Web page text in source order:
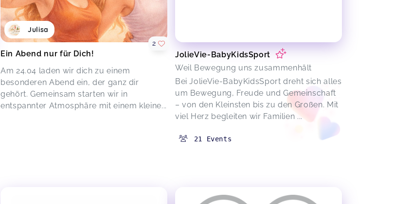
Julisa
Ein Abend nur für Dich!
Am 24.04 laden wir dich zu einem
besonderen Abend ein, der ganz dir
gehört. Gemeinsam starten wir in
entspannter Atmosphäre mit einem kleine...
2
JolieVie-BabyKidsSport
Weil Bewegung uns zusammenhält
Bei JolieVie-BabyKidsSport dreht sich alles
um Bewegung, Freude und Gemeinschaft
– von den Kleinsten bis zu den Großen. Mit
viel Herz begleiten wir Familien ...
21 Events